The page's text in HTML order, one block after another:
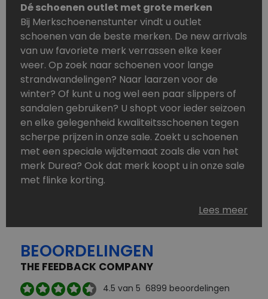
Dé schoenen outlet met grote merken
Bij Merkschoenenstunter vindt u outlet
schoenen van de beste merken. De new arrivals
van uw favoriete merk verrassen elke keer
weer. Op zoek naar schoenen voor lange
strandwandelingen? Naar laarzen voor de
winter? Of kunt u nog wel een paar slippers of
sandalen gebruiken? U shopt voor ieder seizoen
en elke gelegenheid kwaliteitsschoenen tegen
scherpe prijzen in onze sale. Zoekt u schoenen
met een speciale wijdtemaat zoals die van het
merk Durea? Ook dat merk koopt u in onze sale
met flinke korting.
Schoenen heeft u nooit genoeg. Goedkope
schoenen, maar dus wel van topmerken,
aanbod is zo compleet dat u altijd wel een
passend paar vindt.
Welke schoenmerken vindt u in onze online
Lees meer
BEOORDELINGEN
THE FEEDBACK COMPANY
4.5 van 5 6899 beoordelingen